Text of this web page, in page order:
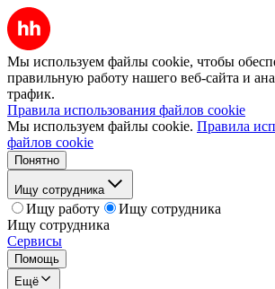
Мы используем файлы cookie, чтобы
правильную работу нашего веб-сайта и
трафик.
Правила использования файлов cookie
Мы используем файлы cookie. Правила
файлов cookie
Понятно
Ищу сотрудника
Ищу работу
Ищу сотрудника
Ищу сотрудника
Сервисы
Помощь
Ещё